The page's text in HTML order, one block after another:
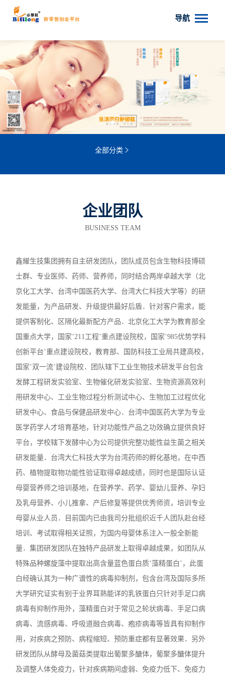
导航
全部分类 
企业团队
BUSINESS TEAM
鑫耀生技集团拥有自主研发团队，团队成员包含生物科技博硕
士群、专业医师、药师、营养师，同时结合两岸卓越大学（北
京化工大学、台湾中国医药大学、台湾大仁科技大学等）的研
发能量，为产品研发、升级提供最好后盾．针对客户需求，能
提供客制化、区隔化最新配方产品．北京化工大学为教育部全
国重点大学，国家’211工程’重点建设院校，国家’985优势学科
创新平台’重点建设院校，教育部、国防科技工业局共建高校，
国家’双一流’建设院校．团队辖下工业生物技术研发平台包含
发酵工程研发实验室、生物催化研发实验室、生物资源高效利
用研发中心、工业生物过程分析测试中心、生物加工过程优化
研发中心、食品与保健品研发中心．台湾中国医药大学为专业
医学药学人才培育基地，针对功能性产品之功效确立提供良好
平台，学校辖下发酵中心为公司提供完整功能性益生菌之相关
研发能量．台湾大仁科技大学为台湾药师的孵化基地，在中西
药、植物提取物功能性验证取得卓越成绩，同时也是国际认证
母婴营养师之培训基地，在营养学、药学、婴幼儿营养、孕妇
及乳母营养、小儿推拿、产后修复等提供优秀师资，培训专业
母婴从业人员．目前国内已由我司分批组织近千人团队赴台经
培训、考试取得相关证照，为国内母婴体系注入一股全新能
量．集团研发团队在独特产品研发上取得卓越成果，如团队从
特殊品种螺旋藻中提取出高含量蓝色蛋白质’藻精蛋白’，此蛋
白经确认其为一种广谱性的病毒抑制剂，包含台湾及国际多所
大学研究证实有别于业界耳熟能详的乳铁蛋白只针对手足口病
病毒有抑制作用外，藻精蛋白对于常见之轮状病毒、手足口病
病毒、流感病毒、呼吸道融合病毒、疱疹病毒等皆具有抑制作
用，对疾病之预防、病程缩短、预防重症都有显著效果．另外
研发团队从酵母及菌菇类提取出葡聚多醣体，葡聚多醣体提升
及调整人体免疫力，针对疾病期间虚弱、免疫力低下、免疫力